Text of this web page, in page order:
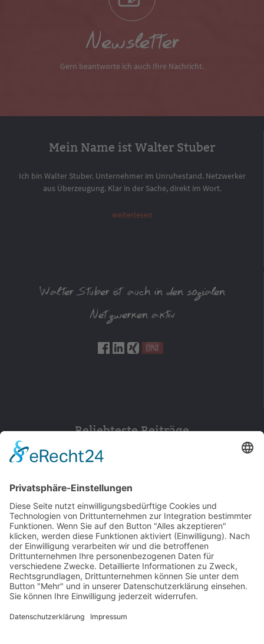
Newsletter
Gern beantworte ich auch Ihre Nachricht.
Mein Name ist Walter Stuber
Ich bin Walter Stuber. Unternehmer im Unruhestand. Netzwerker
aus Überzeugung. Klar in der Sache, direkt im Wort.
weiterlesen
Walter Stuber ist auch in den sozialen
Netzwerken aktiv
Beliebteste Beiträge
© 2026 Walter Stuber -Impressum Datenschutz
Bewertungen auf ProvenExpert.com
154